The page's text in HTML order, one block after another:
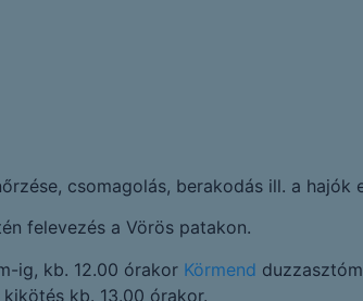
csomagolás, berakodás ill. a hajók
felevezés a Vörös patakon.
ig, kb. 12.00 órakor Körmend
kb. 13.00 órakor.